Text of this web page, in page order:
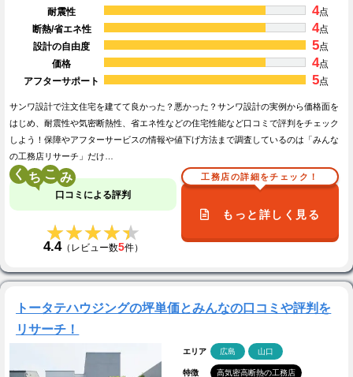
耐震性 4点
断熱/省エネ性
4点
設計の自由度
5点
価格
4点
アフターサポート
5点
サンワ設計で注文住宅を建てて良かった？悪かった？サンワ設計の実例から価格面を
はじめ、耐震性や気密断熱性、省エネ性などの住宅性能など口コミで評判をチェック
しよう！保障やアフターサービスの情報や値下げ方法まで調査しているのは「みんな
の工務店リサーチ」だけ…
く こ
口コミによる評判
★★★★★
★★★★★
4.4（レビュー数5件）
工務店の詳細をチェック！
もっと詳しく見る
トータテハウジングの坪単価とみんなの口コミや評判を
リサーチ！
エリア 広島 山口
特徴 高気密高断熱の工務店